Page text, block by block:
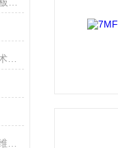
E+H超声波流量计的工作原理与技术优势概述